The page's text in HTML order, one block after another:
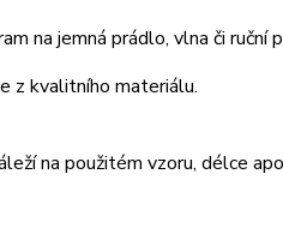
na jemná prádlo, vlna či
z kvalitního materiálu.
na použitém vzoru, délce